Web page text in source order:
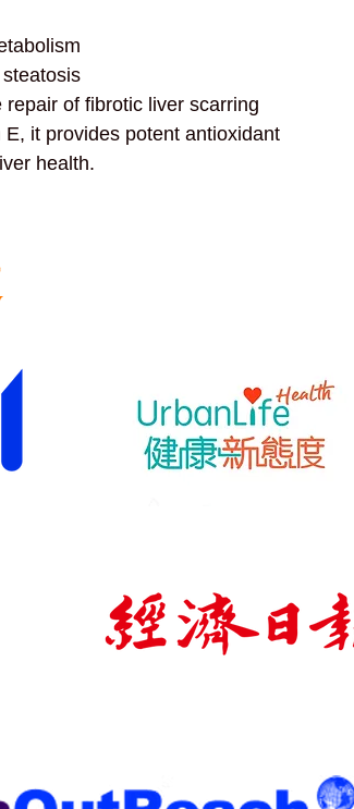
of fibrotic liver scarring
it provides potent antioxidant
health.